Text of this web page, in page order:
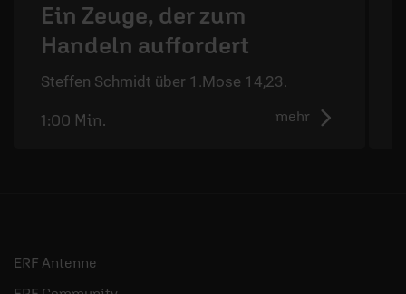
Ein Zeuge, der zum
Handeln auffordert
Steffen Schmidt über 1.Mose 14,23.
mehr
1:00 Min.
ERF Antenne